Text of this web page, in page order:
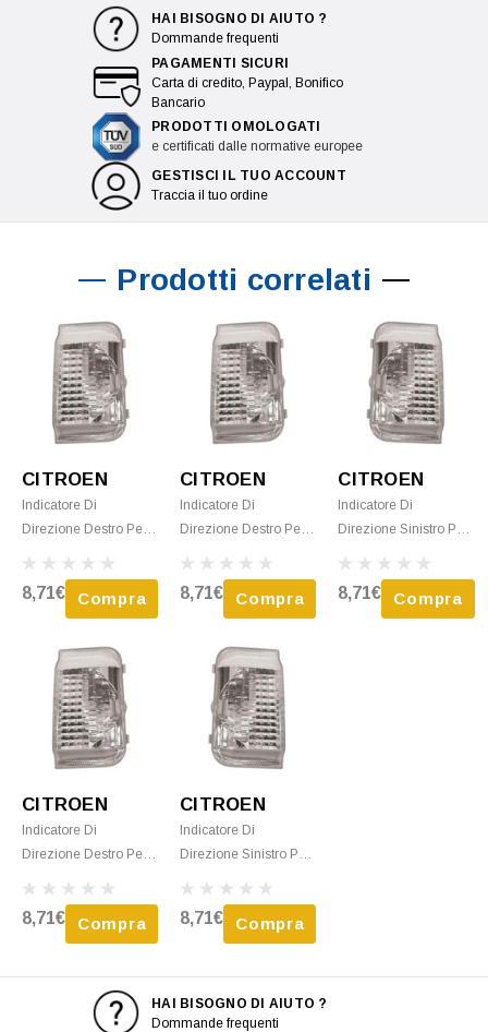
HAI BISOGNO DI AIUTO ?
Dommande frequenti
PAGAMENTI SICURI
Carta di credito, Paypal, Bonifico
Bancario
PRODOTTI OMOLOGATI
e certificati dalle normative europee
GESTISCI IL TUO ACCOUNT
Traccia il tuo ordine
Prodotti correlati
CITROEN
Indicatore Di
Direzione Destro Per
Dal 2014 Bianco 5W
Nuovo
8,71€ Compra
CITROEN
Indicatore Di
Direzione Destro Per
Camper Dal 2006 Al
2014 Bianco 5W
8,71€ Compra
CITROEN
Indicatore Di
Direzione Sinistro Per
Dal 2006 Al 2014
Bianco 5W Nuovo
8,71€ Compra
CITROEN
Indicatore Di
Direzione Destro Per
Camper Dal 2014
Bianco 5W Nuovo
8,71€ Compra
CITROEN
Indicatore Di
Direzione Sinistro Per
Dal 2014 Bianco 5W
Nuovo
8,71€ Compra
HAI BISOGNO DI AIUTO ?
Dommande frequenti